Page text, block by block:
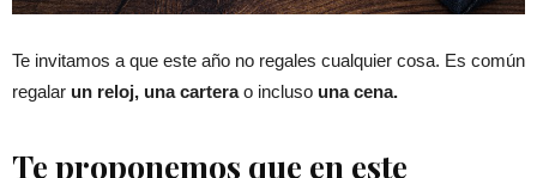
Te invitamos a que este año no regales cualquier cosa. Es común
regalar un reloj, una carterao incluso una cena.
Te proponemos que en este